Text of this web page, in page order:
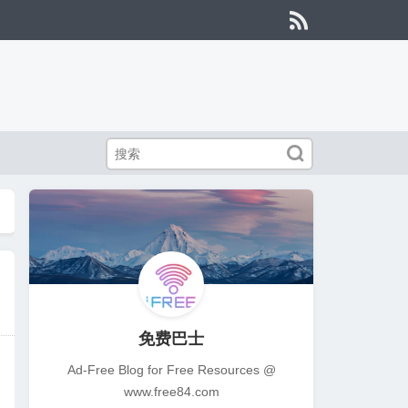


免费巴士
Ad-Free Blog for Free Resources @
www.free84.com